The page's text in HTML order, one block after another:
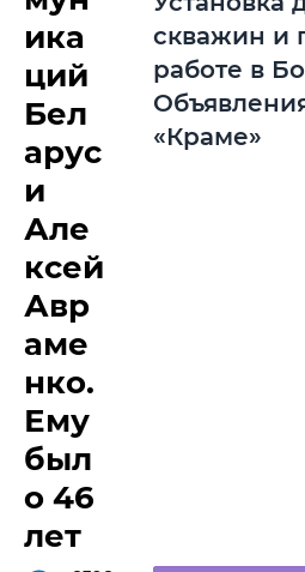
ика
ций
Бел
арус
и
Але
ксей
Авр
аме
нко.
Ему
был
о 46
лет
скважин и
работе в
«Краме»